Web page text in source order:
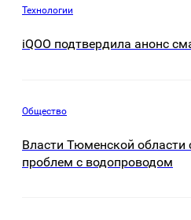
Технологии
iQOO подтвердила анонс
Общество
Власти Тюменской
проблем с водопроводом